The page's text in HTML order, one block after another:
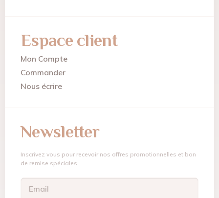
Espace client
Mon Compte
Commander
Nous écrire
Newsletter
Inscrivez vous pour recevoir nos offres promotionnelles et bon
de remise spéciales